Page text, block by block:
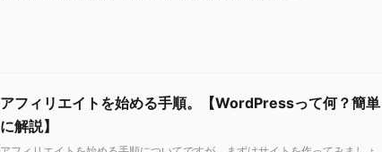
アフィリエイトを始める手順。【WordPressって何？簡単
に解説】